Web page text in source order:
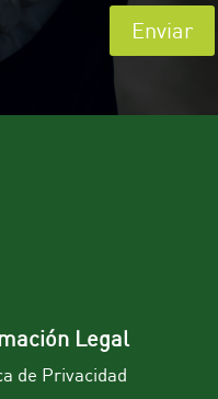
Enviar
Legal
de Privacidad